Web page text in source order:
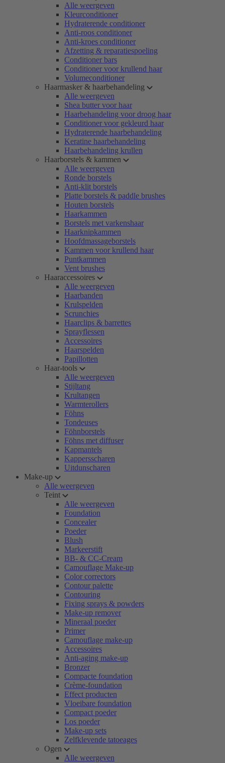
Alle weergeven
Kleurconditioner
Hydraterende conditioner
Anti-roos conditioner
Anti-kroes conditioner
Afzetting & reparatiespoeling
Conditioner bars
Conditioner voor krullend haar
Volumeconditioner
Haarmasker & haarbehandeling
Alle weergeven
Shea butter voor haar
Haarbehandeling voor droog haar
Conditioner voor gekleurd haar
Hydraterende haarbehandeling
Keratine haarbehandeling
Haarbehandeling krullen
Haarborstels & kammen
Alle weergeven
Ronde borstels
Anti-klit borstels
Platte borstels & paddle brushes
Houten borstels
Haarkammen
Borstels met varkenshaar
Haarknipkammen
Hoofdmassageborstels
Kammen voor krullend haar
Puntkammen
Vent brushes
Haaraccessoires
Alle weergeven
Haarbanden
Krulspelden
Scrunchies
Haarclips & barrettes
Sprayflessen
Accessoires
Haarspelden
Papillotten
Haar-tools
Alle weergeven
Stijltang
Krultangen
Warmterollers
Föhns
Tondeuses
Föhnborstels
Föhns met diffuser
Kapmantels
Kappersscharen
Uitdunscharen
Make-up
Alle weergeven
Teint
Alle weergeven
Foundation
Concealer
Poeder
Blush
Markeerstift
BB- & CC-Cream
Camouflage Make-up
Color correctors
Contour palette
Contouring
Fixing sprays & powders
Make-up remover
Mineraal poeder
Primer
Camouflage make-up
Accessoires
Anti-aging make-up
Bronzer
Compacte foundation
Crème-foundation
Effect producten
Vloeibare foundation
Compact poeder
Los poeder
Make-up sets
Zelfklevende tatoeages
Ogen
Alle weergeven